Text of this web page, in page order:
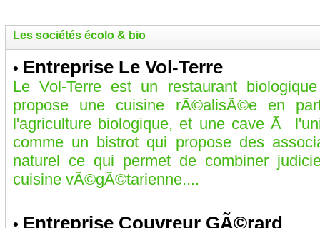
Les sociétés écolo & bio
• Entreprise Le Vol-Terre
Le Vol-Terre est un restaurant
propose une cuisine rÃ©alisÃ©e en
l'agriculture biologique, et une cave Ã
comme un bistrot qui propose des
naturel ce qui permet de combiner
cuisine vÃ©gÃ©tarienne....
• Entreprise Couvreur GÃ©rard